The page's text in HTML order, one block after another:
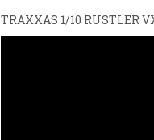
TRAXXAS 1/10 RUSTLER